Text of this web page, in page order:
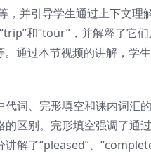
，并引导学生通过上下文
和“tour”，并解释了它
。通过本节视频的讲解，学
、完形填空和课内词汇的
区别。完形填空强调了通
解了“pleased”、